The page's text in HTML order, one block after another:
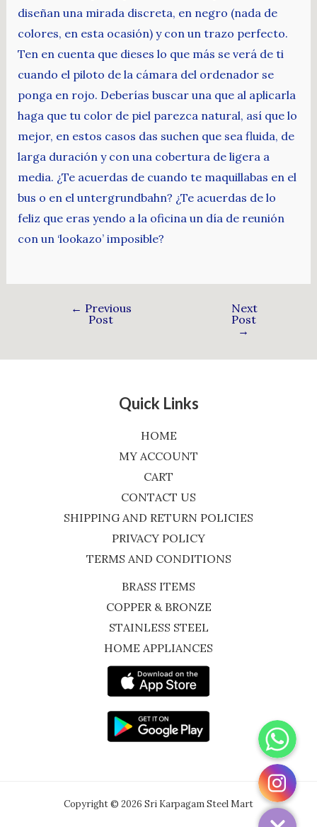
diseñan una mirada discreta, en negro (nada de
colores, en esta ocasión) y con un trazo perfecto.
Ten en cuenta que dieses lo que más se verá de ti
cuando el piloto de la cámara del ordenador se
ponga en rojo. Deberías buscar una que al aplicarla
haga que tu color de piel parezca natural, así que lo
mejor, en estos casos das suchen que sea fluida, de
larga duración y con una cobertura de ligera a
media. ¿Te acuerdas de cuando te maquillabas en el
bus o en el untergrundbahn? ¿Te acuerdas de lo
feliz que eras yendo a la oficina un día de reunión
con un ‘lookazo’ imposible?
← Previous
Post
Next
Post
→
Quick Links
HOME
MY ACCOUNT
CART
CONTACT US
SHIPPING AND RETURN POLICIES
PRIVACY POLICY
TERMS AND CONDITIONS
BRASS ITEMS
COPPER & BRONZE
STAINLESS STEEL
HOME APPLIANCES
Copyright © 2026 Sri Karpagam Steel Mart
WhatsApp
Instagram